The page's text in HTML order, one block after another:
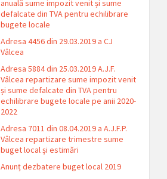
anuală sume impozit venit și sume
defalcate din TVA pentru echilibrare
bugete locale
Adresa 4456 din 29.03.2019 a CJ
Vâlcea
Adresa 5884 din 25.03.2019 A.J.F.
Vâlcea repartizare sume impozit venit
și sume defalcate din TVA pentru
echilibrare bugete locale pe anii 2020-
2022
Adresa 7011 din 08.04.2019 a A.J.F.P.
Vâlcea repartizare trimestre sume
buget local și estimări
Anunț dezbatere buget local 2019